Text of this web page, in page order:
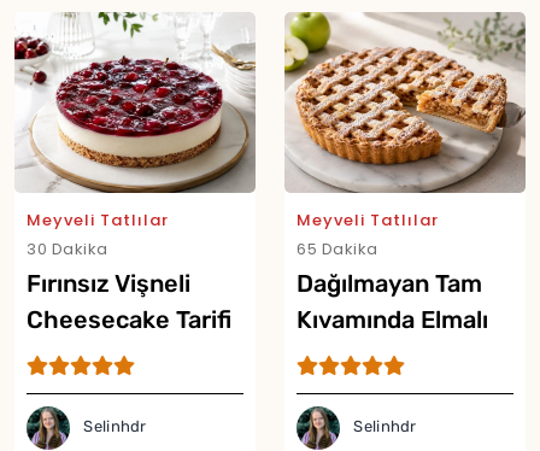
Meyveli Tatlılar
30 Dakika
Fırınsız Vişneli
Cheesecake Tarifi
Selinhdr
Meyveli Tatlılar
65 Dakika
Dağılmayan Tam
Kıvamında Elmalı
Turta Tarifi
Selinhdr